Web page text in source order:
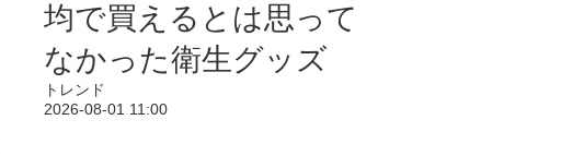
均で買えるとは思って
なかった衛生グッズ
トレンド
2026-08-01 11:00